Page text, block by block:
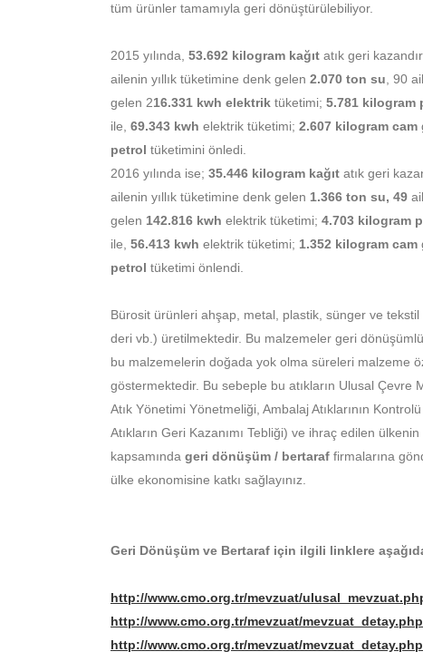
tüm ürünler tamamıyla geri dönüştürülebiliyor.
2015 yılında, 53.692 kilogram kağıt atık geri
ailenin yıllık tüketimine denk gelen 2.070 ton su , 90
gelen 216.331 kwh elektrik tüketimi; 5.781 kilogram
ile, 69.343 kwh elektrik tüketimi; 2.607 kilogram cam
petrol tüketimini önledi.
2016 yılında ise; 35.446 kilogram kağıt atık geri
ailenin yıllık tüketimine denk gelen 1.366 ton su, 49
gelen 142.816 kwh elektrik tüketimi; 4.703 kilogram
ile, 56.413 kwh elektrik tüketimi; 1.352 kilogram cam
petrol tüketimi önlendi.
Bürosit ürünleri ahşap, metal, plastik, sünger ve
deri vb.) üretilmektedir. Bu malzemeler geri
bu malzemelerin doğada yok olma süreleri malzeme
göstermektedir. Bu sebeple bu atıkların Ulusal Çevre
Atık Yönetimi Yönetmeliği, Ambalaj Atıklarının
Atıkların Geri Kazanımı Tebliği) ve ihraç edilen
kapsamında geri dönüşüm / bertaraf firmalarına
ülke ekonomisine katkı sağlayınız.
Geri Dönüşüm ve Bertaraf için ilgili linklere
http://www.cmo.org.tr/mevzuat/
http://www.cmo.org.tr/mevzuat/
http://www.cmo.org.tr/mevzuat/